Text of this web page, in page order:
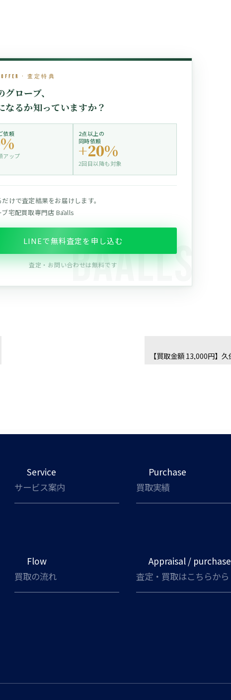
· 査定特典
ローブ、
なるか知っていますか？
依頼
アップ
2点以上の
同時依頼
+20%
2回目以降も対象
けで査定結果をお届けします。
宅配買取専門店 Bāalls
LINEで無料査定を申し込む
査定・お問い合わせは無料です
Service
サービス案内
Purchase
買取実績
Flow
買取の流れ
Appraisal / purchase
査定・買取はこちらから